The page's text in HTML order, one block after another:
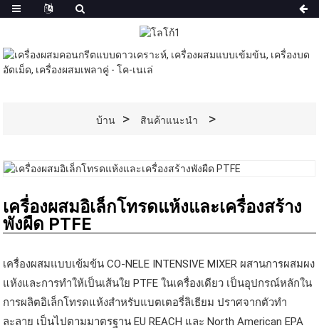
บ้าน สินค้าแนะนำ
เครื่องผสมอิเล็กโทรดแห้งและเครื่องสร้าง
พังผืด PTFE
เครื่องผสมแบบเข้มข้น CO-NELE INTENSIVE MIXER ผสานการผสมผง
แห้งและการทำให้เป็นเส้นใย PTFE ในเครื่องเดียว เป็นอุปกรณ์หลักใน
การผลิตอิเล็กโทรดแห้งสำหรับแบตเตอรี่ลิเธียม ปราศจากตัวทำ
ละลาย เป็นไปตามมาตรฐาน EU REACH และ North American EPA